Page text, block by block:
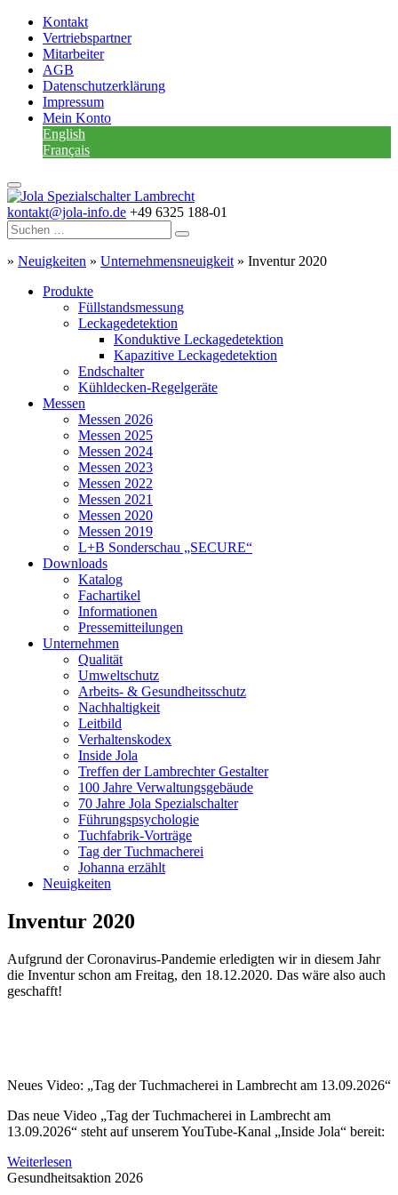
Kontakt
Vertriebspartner
Mitarbeiter
AGB
Datenschutzerklärung
Impressum
Mein Konto
English
Français
kontakt@jola-info.de +49 6325 188-01
» Neuigkeiten » Unternehmensneuigkeit » Inventur 2020
Produkte
Füllstandsmessung
Leckagedetektion
Konduktive Leckagedetektion
Kapazitive Leckagedetektion
Endschalter
Kühldecken-Regelgeräte
Messen
Messen 2026
Messen 2025
Messen 2024
Messen 2023
Messen 2022
Messen 2021
Messen 2020
Messen 2019
L+B Sonderschau „SECURE“
Downloads
Katalog
Fachartikel
Informationen
Pressemitteilungen
Unternehmen
Qualität
Umweltschutz
Arbeits- & Gesundheitsschutz
Nachhaltigkeit
Leitbild
Verhaltenskodex
Inside Jola
Treffen der Lambrechter Gestalter
100 Jahre Verwaltungsgebäude
70 Jahre Jola Spezialschalter
Führungspsychologie
Tuchfabrik-Vorträge
Tag der Tuchmacherei
Johanna erzählt
Neuigkeiten
Inventur 2020
Aufgrund der Coronavirus-Pandemie erledigten wir in diesem Jahr
die Inventur schon am Freitag, den 18.12.2020. Das wäre also auch
geschafft!
Neues Video: „Tag der Tuchmacherei in Lambrecht am 13.09.2026“
Das neue Video „Tag der Tuchmacherei in Lambrecht am
13.09.2026“ steht auf unserem YouTube-Kanal „Inside Jola“ bereit:
Weiterlesen
Gesundheitsaktion 2026